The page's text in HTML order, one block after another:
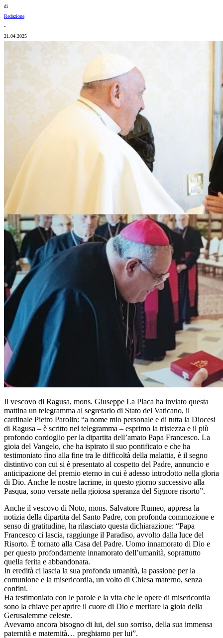
di
Redazione
-
21.04.2025
Il vescovo di Ragusa, mons. Giuseppe La Placa ha inviato questa
mattina un telegramma al segretario di Stato del Vaticano, il
cardinale Pietro Parolin: “a nome mio personale e di tutta la Diocesi
di Ragusa – è scritto nel telegramma – esprimo la tristezza e il più
profondo cordoglio per la dipartita dell’amato Papa Francesco. La
gioia del Vangelo, che ha ispirato il suo pontificato e che ha
testimoniato fino alla fine tra le difficoltà della malattia, è il segno
distintivo con cui si è presentato al cospetto del Padre, annuncio e
anticipazione del premio eterno in cui è adesso introdotto nella gloria
di Dio. Anche le nostre lacrime, in questo giorno successivo alla
Pasqua, sono versate nella gioiosa speranza del Signore risorto”.
Anche il vescovo di Noto, mons. Salvatore Rumeo, appresa la
notizia della dipartita del Santo Padre, con profonda commozione e
senso di gratitudine, ha rilasciato questa dichiarazione: “Papa
Francesco ci lascia, raggiunge il Paradiso, avvolto dalla luce del
Risorto. È tornato alla Casa del Padre. Uomo innamorato di Dio e
per questo profondamente innamorato dell’umanità, soprattutto
quella ferita e abbandonata.
In eredità ci lascia la sua profonda umanità, la passione per la
comunione e la misericordia, un volto di Chiesa materno, senza
confini.
Ha testimoniato con le parole e la vita che le opere di misericordia
sono la chiave per aprire il cuore di Dio e meritare la gioia della
Gerusalemme celeste.
Avevamo ancora bisogno di lui, del suo sorriso, della sua immensa
paternità e maternità… preghiamo per lui”.